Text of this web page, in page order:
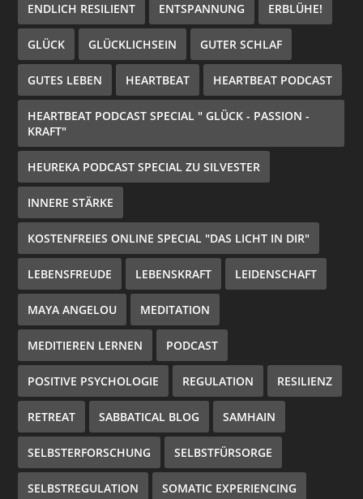
ENDLICH RESILIENT ENTSPANNUNG ERBLÜHE!
GLÜCK GLÜCKLICHSEIN GUTER SCHLAF
GUTES LEBEN HEARTBEAT HEARTBEAT PODCAST
HEARTBEAT PODCAST SPECIAL " GLÜCK - PASSION -
KRAFT"
HEUREKA PODCAST SPECIAL ZU SILVESTER
INNERE STÄRKE
KOSTENFREIES ONLINE SPECIAL "DAS LICHT IN DIR"
LEBENSFREUDE LEBENSKRAFT LEIDENSCHAFT
MAYA ANGELOU MEDITATION
MEDITIEREN LERNEN PODCAST
POSITIVE PSYCHOLOGIE REGULATION RESILIENZ
RETREAT SABBATICAL BLOG SAMHAIN
SELBSTERFORSCHUNG SELBSTFÜRSORGE
SELBSTREGULATION SOMATIC EXPERIENCING